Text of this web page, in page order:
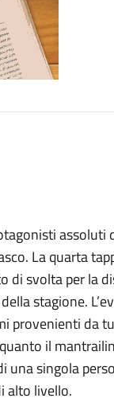
assoluti
La quarta
di svolta per la
stagione.
provenienti da
il
una singola
alto livello.